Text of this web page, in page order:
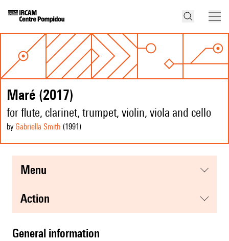
Maré (2017)
for flute, clarinet, trumpet, violin, viola and cello
by Gabriella Smith (1991 )
menu
action
general information